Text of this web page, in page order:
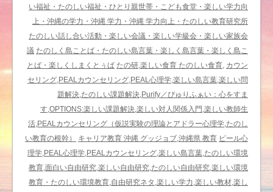
育
大
ヒ
ッ
ト・
楽
し
む
島
言
葉
は
い福祉・たのしい福祉・ひとり親世帯・こども食堂・楽しい学力向
上・沖縄の学力・沖縄 学力・沖縄 学力向上・たのしい教育研究所
たのしい話し合い活動・楽しい会議・楽しい学級会・楽しい家族会
議 たのしく島ことば・たのしい島言葉・楽しく島言葉・楽しく島こ
とば・楽しくしまくとぅば たの研,楽しい食育 たのしい食育, カウン
セリング,PEALカウンセリング,PEAL心理学,楽しい島言葉,楽しい問
題解決,たのしい課題解決,Purify／ぴゅりふぁい：心をすま
す,OPTIONS:楽しい課題解決,楽しい対人関係入門,楽しい教師生
活,PEALカウンセリング（仮説実験の理論とアドラー心理学,たのし
い教育の根幹）
キャリア教育 沖縄 グッジョブ,沖縄県 教育 ピール心
理学,PEAL心理学,PEALカウンセリング,楽しい島言葉,たのしい環境
教育,面白い自由研究,楽しい自由研究,たのしい自由研究,楽しい環境
教育・たのしい環境教育,自由研究ネタ,楽しい学力,楽しい教材,楽し